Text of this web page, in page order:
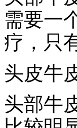
需要一
疗，只
头皮牛
头部牛